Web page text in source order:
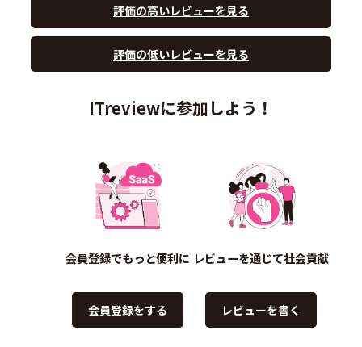
評価の高いレビューを見る
評価の低いレビューを見る
ITreviewに参加しよう！
会員登録でもっと便利に
会員登録をする
レビューを通じて社会貢献
レビューを書く